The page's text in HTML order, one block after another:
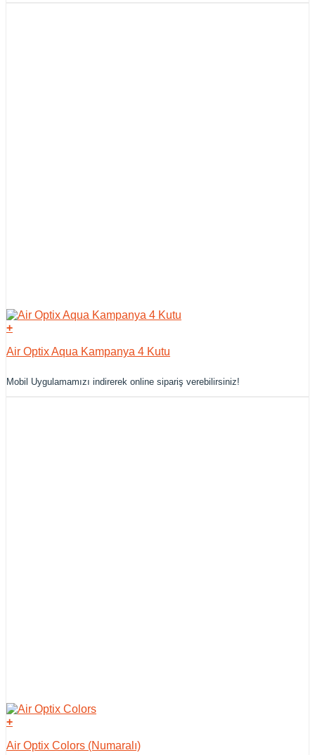
+
Air Optix Aqua Kampanya 4 Kutu
Mobil Uygulamamızı indirerek online sipariş verebilirsiniz!
+
Air Optix Colors (Numaralı)